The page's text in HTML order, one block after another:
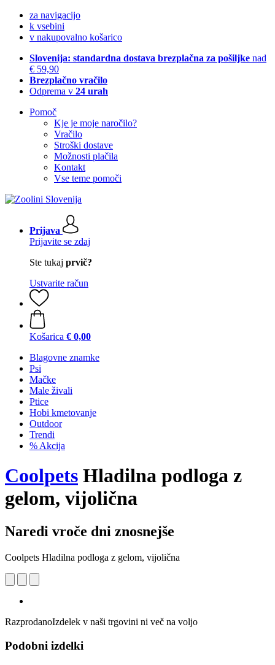
za navigacijo
k vsebini
v nakupovalno košarico
Slovenija: standardna dostava brezplačna za pošiljke nad
€ 59,90
Brezplačno vračilo
Odprema v 24 urah
Pomoč
Kje je moje naročilo?
Vračilo
Stroški dostave
Možnosti plačila
Kontakt
Vse teme pomoči
Prijava
Prijavite se zdaj
Ste tukaj prvič?
Ustvarite račun
Košarica € 0,00
Blagovne znamke
Psi
Mačke
Male živali
Ptice
Hobi kmetovanje
Outdoor
Trendi
% Akcija
Coolpets Hladilna podloga z
gelom, vijolična
Naredi vroče dni znosnejše
Coolpets Hladilna podloga z gelom, vijolična
RazprodanoIzdelek v naši trgovini ni več na voljo
Podobni izdelki